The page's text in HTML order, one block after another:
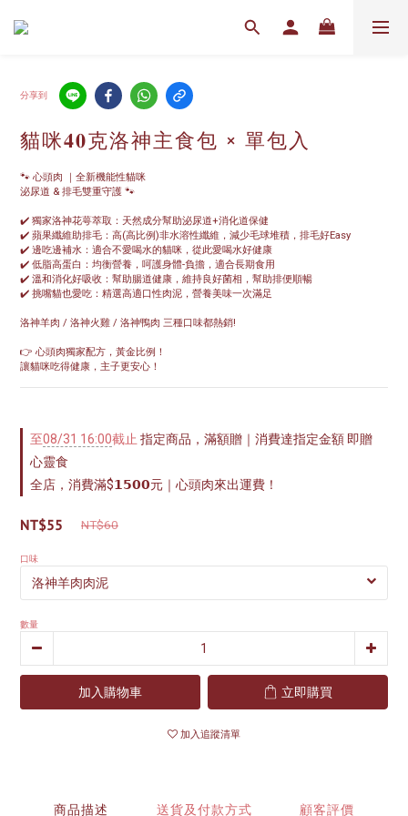
分享到
貓咪𝟒𝟎克洛神主食包 × 單包入
🐾 心頭肉 ｜全新機能性貓咪
泌尿道 & 排毛雙重守護 🐾
✔️ 獨家洛神花萼萃取：天然成分幫助泌尿道+消化道保健
✔️ 蘋果纖維助排毛：高(高比例)非水溶性纖維，減少毛球堆積，排毛好Easy
✔️ 邊吃邊補水：適合不愛喝水的貓咪，從此愛喝水好健康
✔️ 低脂高蛋白：均衡營養，呵護身體-負擔，適合長期食用
✔️ 溫和消化好吸收：幫助腸道健康，維持良好菌相，幫助排便順暢
✔️ 挑嘴貓也愛吃：精選高適口性肉泥，營養美味一次滿足
洛神羊肉 / 洛神火雞 / 洛神鴨肉 三種口味都熱銷!
👉 心頭肉獨家配方，黃金比例！
讓貓咪吃得健康，主子更安心！
至08/31 16:00截止 指定商品，滿額贈｜消費達指定金額 即贈
心靈食
全店，消費滿$𝟭𝟱𝟬𝟬元｜心頭肉來出運費！
NT$55 NT$60
口味
數量
加入購物車 立即購買
加入追蹤清單
商品描述 送貨及付款方式 顧客評價